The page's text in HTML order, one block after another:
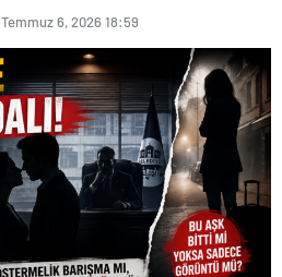
Temmuz 6, 2026 18:59